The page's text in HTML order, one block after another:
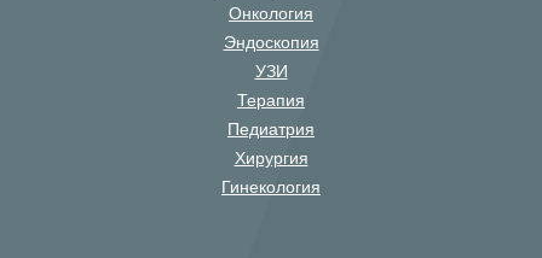
Онкология
Эндоскопия
УЗИ
Терапия
Педиатрия
Хирургия
Гинекология